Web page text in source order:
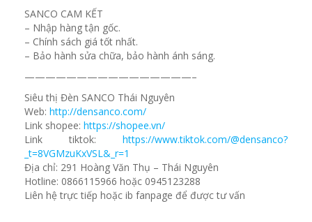
SANCO CAM KẾT
– Nhập hàng tận gốc.
– Chính sách giá tốt nhất.
– Bảo hành sửa chữa, bảo hành ánh sáng.
————————————————–
Siêu thị Đèn SANCO Thái Nguyên
Web: http://densanco.com/
Link shopee: https://shopee.vn/
Link tiktok: https://www.tiktok.com/@densanco?
_t=8VGMzuKxVSL&_r=1
Địa chỉ: 291 Hoàng Văn Thụ – Thái Nguyên
Hotline: 0866115966 hoặc 0945123288
Liên hệ trực tiếp hoặc ib fanpage để được tư vấn